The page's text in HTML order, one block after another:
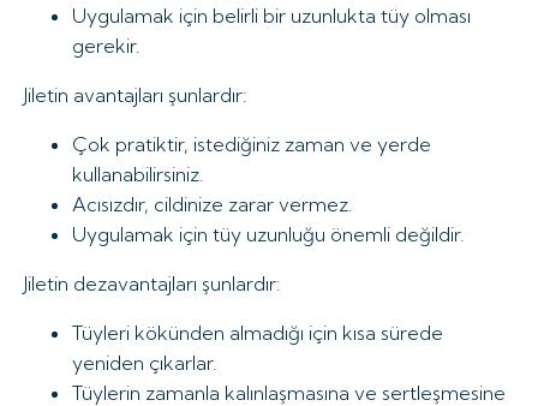
Uygulamak için belirli bir uzunlukta tüy olması
gerekir.
Jiletin avantajları şunlardır:
Çok pratiktir, istediğiniz zaman ve yerde
kullanabilirsiniz.
Acısızdır, cildinize zarar vermez.
Uygulamak için tüy uzunluğu önemli değildir.
Jiletin dezavantajları şunlardır:
Tüyleri kökünden almadığı için kısa sürede
yeniden çıkarlar.
Tüylerin zamanla kalınlaşmasına ve sertleşmesine